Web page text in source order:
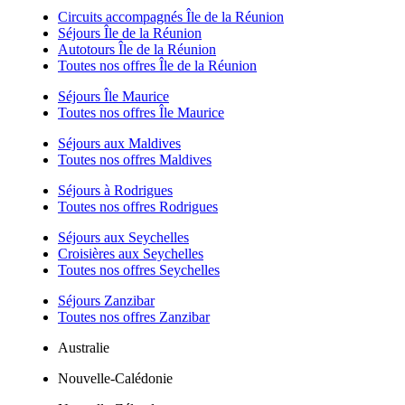
Circuits accompagnés Île de la Réunion
Séjours Île de la Réunion
Autotours Île de la Réunion
Toutes nos offres Île de la Réunion
Séjours Île Maurice
Toutes nos offres Île Maurice
Séjours aux Maldives
Toutes nos offres Maldives
Séjours à Rodrigues
Toutes nos offres Rodrigues
Séjours aux Seychelles
Croisières aux Seychelles
Toutes nos offres Seychelles
Séjours Zanzibar
Toutes nos offres Zanzibar
Australie
Nouvelle-Calédonie